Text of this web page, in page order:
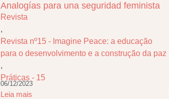
Analogías para una seguridad feminista
Revista
,
Revista nº15 - Imagine Peace: a educação
para o desenvolvimento e a construção da paz
,
Práticas - 15
06/12/2023
Leia mais